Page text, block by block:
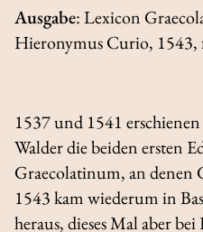
Ausgabe:Lexicon
Hieronymus Curio,
1537 und 1541
Walder die beiden ersten
Graecolatinum, an denen
1543 kam wiederum in
heraus, dieses Mal aber